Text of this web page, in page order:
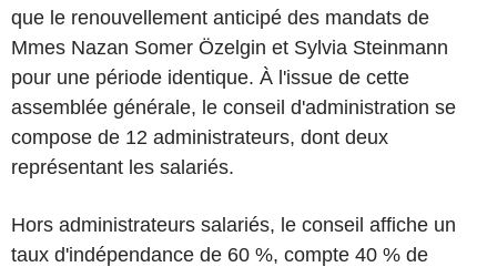
que le renouvellement anticipé des mandats de
Mmes Nazan Somer Özelgin et Sylvia Steinmann
pour une période identique. À l'issue de cette
assemblée générale, le conseil d'administration se
compose de 12 administrateurs, dont deux
représentant les salariés.
Hors administrateurs salariés, le conseil affiche un
taux d'indépendance de 60 %, compte 40 % de